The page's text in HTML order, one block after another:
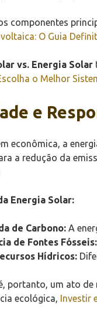
componentes
O Guia
vs. Energia Solar
o Melhor
e
econômica, a
a redução da
Energia Solar:
de Carbono: A
de Fontes Fósseis:
Hídricos:
portanto, um ato
ecológica, Investir